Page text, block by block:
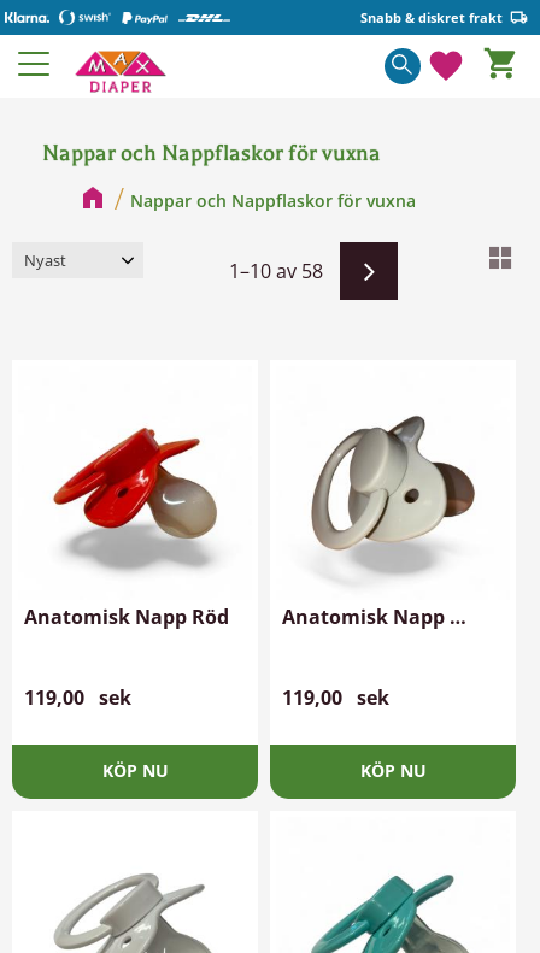
Meny
Snabb & diskret frakt
Nappar och Nappflaskor för vuxna
Nappar och Nappflaskor för vuxna
1–10av 58
Välj sortering
Anatomisk Napp Röd
119,00 sek
Anatomisk Napp
119,00 sek